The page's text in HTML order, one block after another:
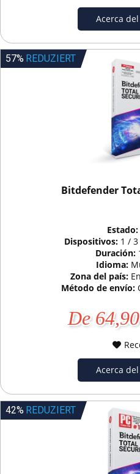
Acerca
57% REDUZIERT
Bitdefender
Estado:
Dispositivos: 1 /
Duración:
Idioma:
Zona del país:
Método de envío:
De
Acerca
42% REDUZIERT